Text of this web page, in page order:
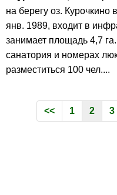
на берегу оз. Курочкино
янв. 1989, входит в
занимает площадь 4,7
санатория и номерах
разместиться 100 чел....
<< 1 2 3